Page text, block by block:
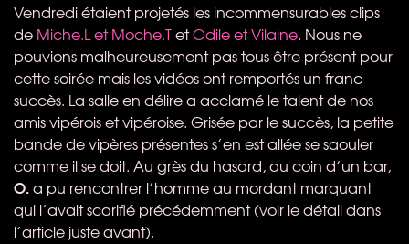
Vendredi étaient projetés les incommensurables clips
de Miche.L et Moche.TetOdile et Vilaine. Nous ne
pouvions malheureusement pas tous être présent pour
cette soirée mais les vidéos ont remportés un franc
succès. La salle en délire a acclamé le talent de nos
amis vipérois et vipéroise. Grisée par le succès, la petite
bande de vipères présentes s’en est allée se saouler
comme il se doit. Au grès du hasard, au coin d’un bar,
O.a pu rencontrer l’homme au mordant marquant
qui l’avait scarifié précédemment (voir le détail dans
l’article juste avant).